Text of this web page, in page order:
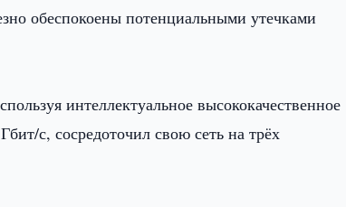
обеспокоены потенциальными утечками
интеллектуальное высококачественное
с, сосредоточил свою сеть на трёх